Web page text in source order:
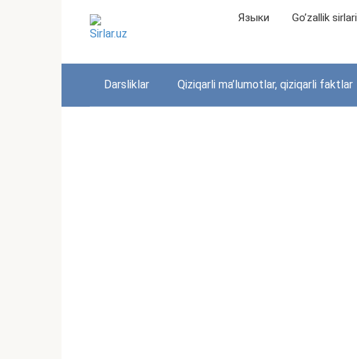
Языки Go’zallik sirlari
Darsliklar Qiziqarli ma’lumotlar, qiziqarli faktlar